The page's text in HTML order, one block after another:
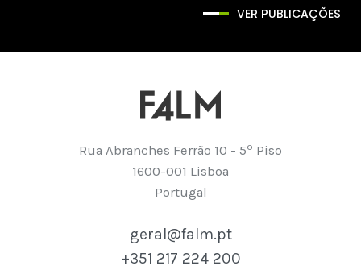
VER PUBLICAÇÕES
Rua Abranches Ferrão 10 - 5º Piso
1600-001 Lisboa
Portugal
geral@falm.pt
+351 217 224 200